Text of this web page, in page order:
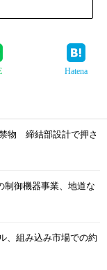
Hatena
物 締結部設計で押さ
制御機器事業、地道な
、組み込み市場での約